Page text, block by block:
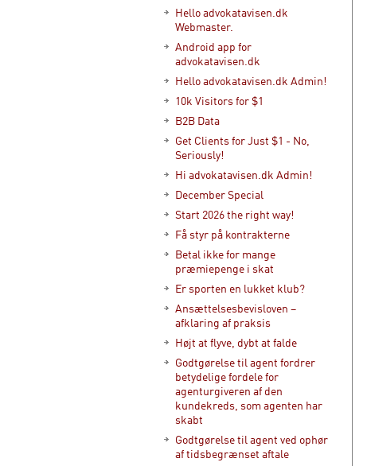
Hello advokatavisen.dk
Webmaster.
Android app for
advokatavisen.dk
Hello advokatavisen.dk Admin!
10k Visitors for $1
B2B Data
Get Clients for Just $1 - No,
Seriously!
Hi advokatavisen.dk Admin!
December Special
Start 2026 the right way!
Få styr på kontrakterne
Betal ikke for mange
præmiepenge i skat
Er sporten en lukket klub?
Ansættelsesbevisloven –
afklaring af praksis
Højt at flyve, dybt at falde
Godtgørelse til agent fordrer
betydelige fordele for
agenturgiveren af den
kundekreds, som agenten har
skabt
Godtgørelse til agent ved ophør
af tidsbegrænset aftale